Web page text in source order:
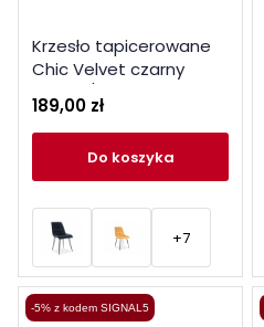
Krzesło tapicerowane
Chic Velvet czarny
stelaż / czarny bluvel 19
189,00 zł
do koszyka
+7
-5% z kodem SIGNAL5